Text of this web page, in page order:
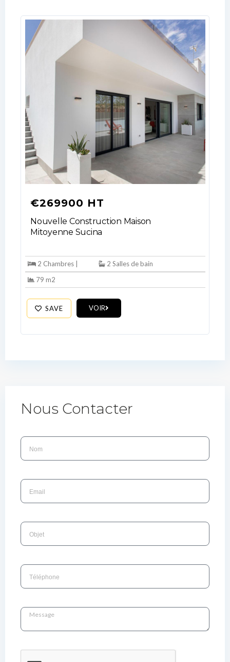
€269900 HT
Nouvelle Construction Maison
Mitoyenne Sucina
2 Chambres |
2 Salles de bain
79 m2
SAVE VOIR
Nous Contacter
No apps configured. Please contact
your administrator.
Lost your password?